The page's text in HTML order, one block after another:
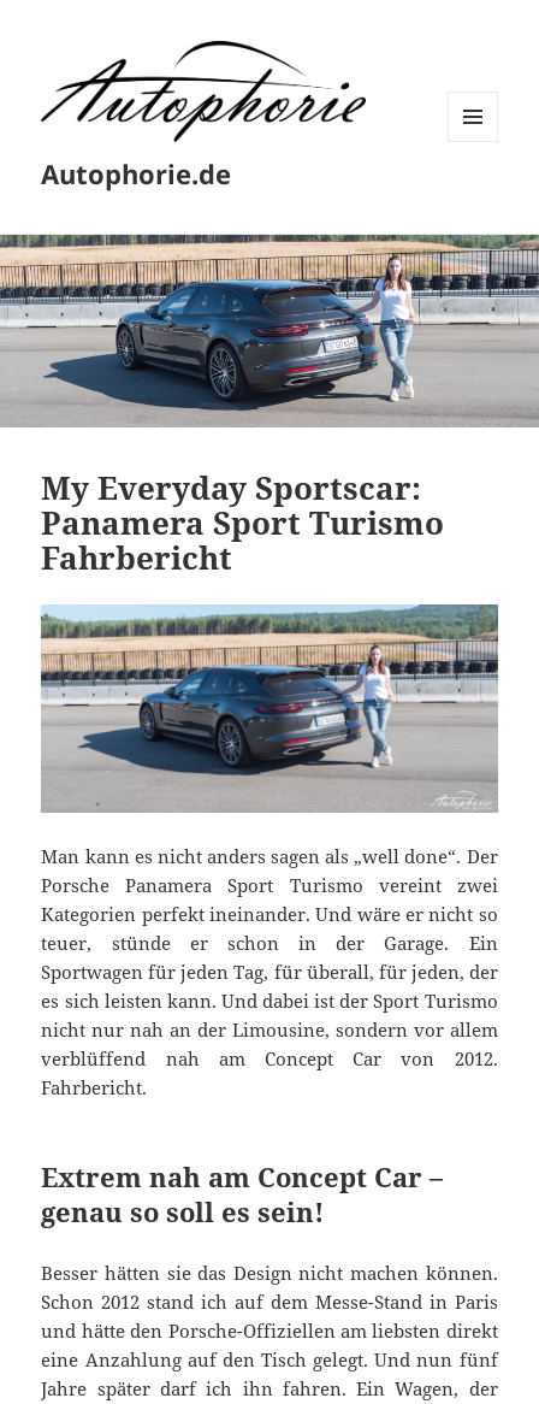
Autophorie.de
My Everyday Sportscar:
Panamera Sport Turismo
Fahrbericht
Man kann es nicht anders sagen als „well done“. Der
Porsche Panamera Sport Turismo vereint zwei
Kategorien perfekt ineinander. Und wäre er nicht so
teuer, stünde er schon in der Garage. Ein
Sportwagen für jeden Tag, für überall, für jeden, der
es sich leisten kann. Und dabei ist der Sport Turismo
nicht nur nah an der Limousine, sondern vor allem
verblüffend nah am Concept Car von 2012.
Fahrbericht.
Extrem nah am Concept Car –
genau so soll es sein!
Besser hätten sie das Design nicht machen können.
Schon 2012 stand ich auf dem Messe-Stand in Paris
und hätte den Porsche-Offiziellen am liebsten direkt
eine Anzahlung auf den Tisch gelegt. Und nun fünf
Jahre später darf ich ihn fahren. Ein Wagen, der